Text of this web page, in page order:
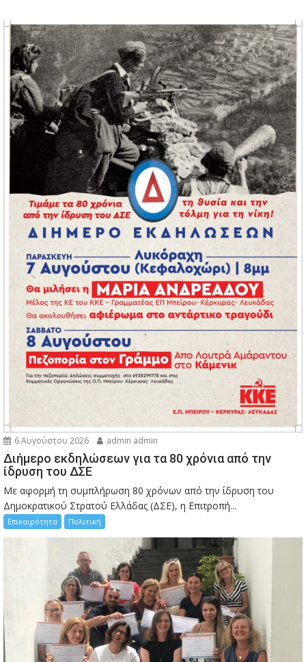
6 Αυγούστου 2026 admin admin
Διήμερο εκδηλώσεων για τα 80 χρόνια από την
ίδρυση του ΔΣΕ
Με αφορμή τη συμπλήρωση 80 χρόνων από την ίδρυση του
Δημοκρατικού Στρατού Ελλάδας (ΔΣΕ), η Επιτροπή...
Επικαιρότητα Πολιτική